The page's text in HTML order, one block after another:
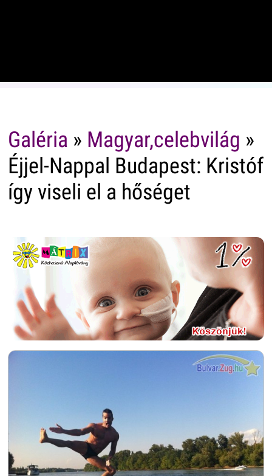
Galéria » Magyar,celebvilág »
Éjjel-Nappal Budapest: Kristóf
így viseli el a hőséget